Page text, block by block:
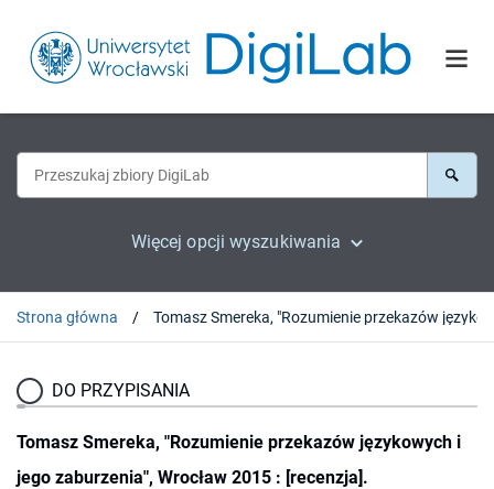
Więcej opcji wyszukiwania
Strona główna
DO PRZYPISANIA
Tomasz Smereka, "Rozumienie przekazów językowych i
jego zaburzenia", Wrocław 2015 : [recenzja].